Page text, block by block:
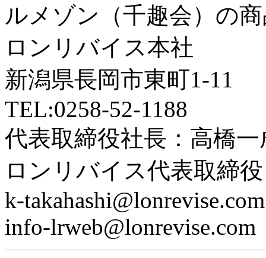
ルメゾン（千趣会）の
ロンリバイス本社
新潟県長岡市東町1-11
TEL:0258-52-1188
代表取締役社長：高橋一
ロンリバイス代表取締
k-takahashi@lonrevise.com
info-lrweb@lonrevise.com